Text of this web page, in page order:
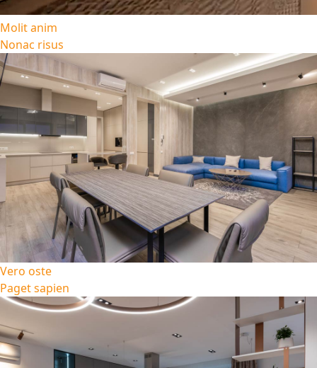
Molit anim
Nonac risus
Vero oste
Paget sapien